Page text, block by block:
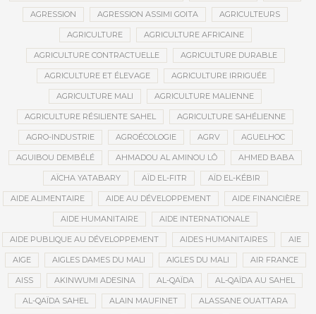
AGRESSION AGRESSION ASSIMI GOITA AGRICULTEURS
AGRICULTURE AGRICULTURE AFRICAINE
AGRICULTURE CONTRACTUELLE AGRICULTURE DURABLE
AGRICULTURE ET ÉLEVAGE AGRICULTURE IRRIGUÉE
AGRICULTURE MALI AGRICULTURE MALIENNE
AGRICULTURE RÉSILIENTE SAHEL AGRICULTURE SAHÉLIENNE
AGRO-INDUSTRIE AGROÉCOLOGIE AGRV AGUELHOC
AGUIBOU DEMBÉLÉ AHMADOU AL AMINOU LÔ AHMED BABA
AÏCHA YATABARY AÏD EL-FITR AÏD EL-KÉBIR
AIDE ALIMENTAIRE AIDE AU DÉVELOPPEMENT AIDE FINANCIÈRE
AIDE HUMANITAIRE AIDE INTERNATIONALE
AIDE PUBLIQUE AU DÉVELOPPEMENT AIDES HUMANITAIRES AIE
AIGE AIGLES DAMES DU MALI AIGLES DU MALI AIR FRANCE
AISS AKINWUMI ADESINA AL-QAÏDA AL-QAÏDA AU SAHEL
AL-QAÏDA SAHEL ALAIN MAUFINET ALASSANE OUATTARA